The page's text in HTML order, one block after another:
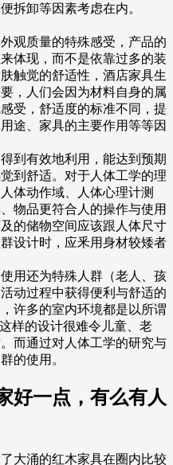
拆卸等因素考虑在内。
观质量的特殊感受，产品的
体现，而不是依靠过多的装
触觉的舒适性，酒店家具生
，人们会因为材料自身的属
受，舒适度的标准不同，提
途、家具的主要作用等等因
到有效地利用，能达到预期
到舒适。对于人体工学的理
体动作域、人体心理计测
物品更符合人的操作与使用
的储物空间应该跟人体尺寸
设计时，应釆用身材较矮者
用还为特殊人群（老人、孩
动过程中获得便利与舒适的
许多的室内环境都是以所谓
样的设计很难令儿童、老
而通过对人体工学的研究与
的使用。
好一点，有么有人
大涌的红木家具在圈内比较